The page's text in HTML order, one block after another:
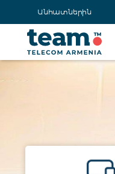
Անհատներին